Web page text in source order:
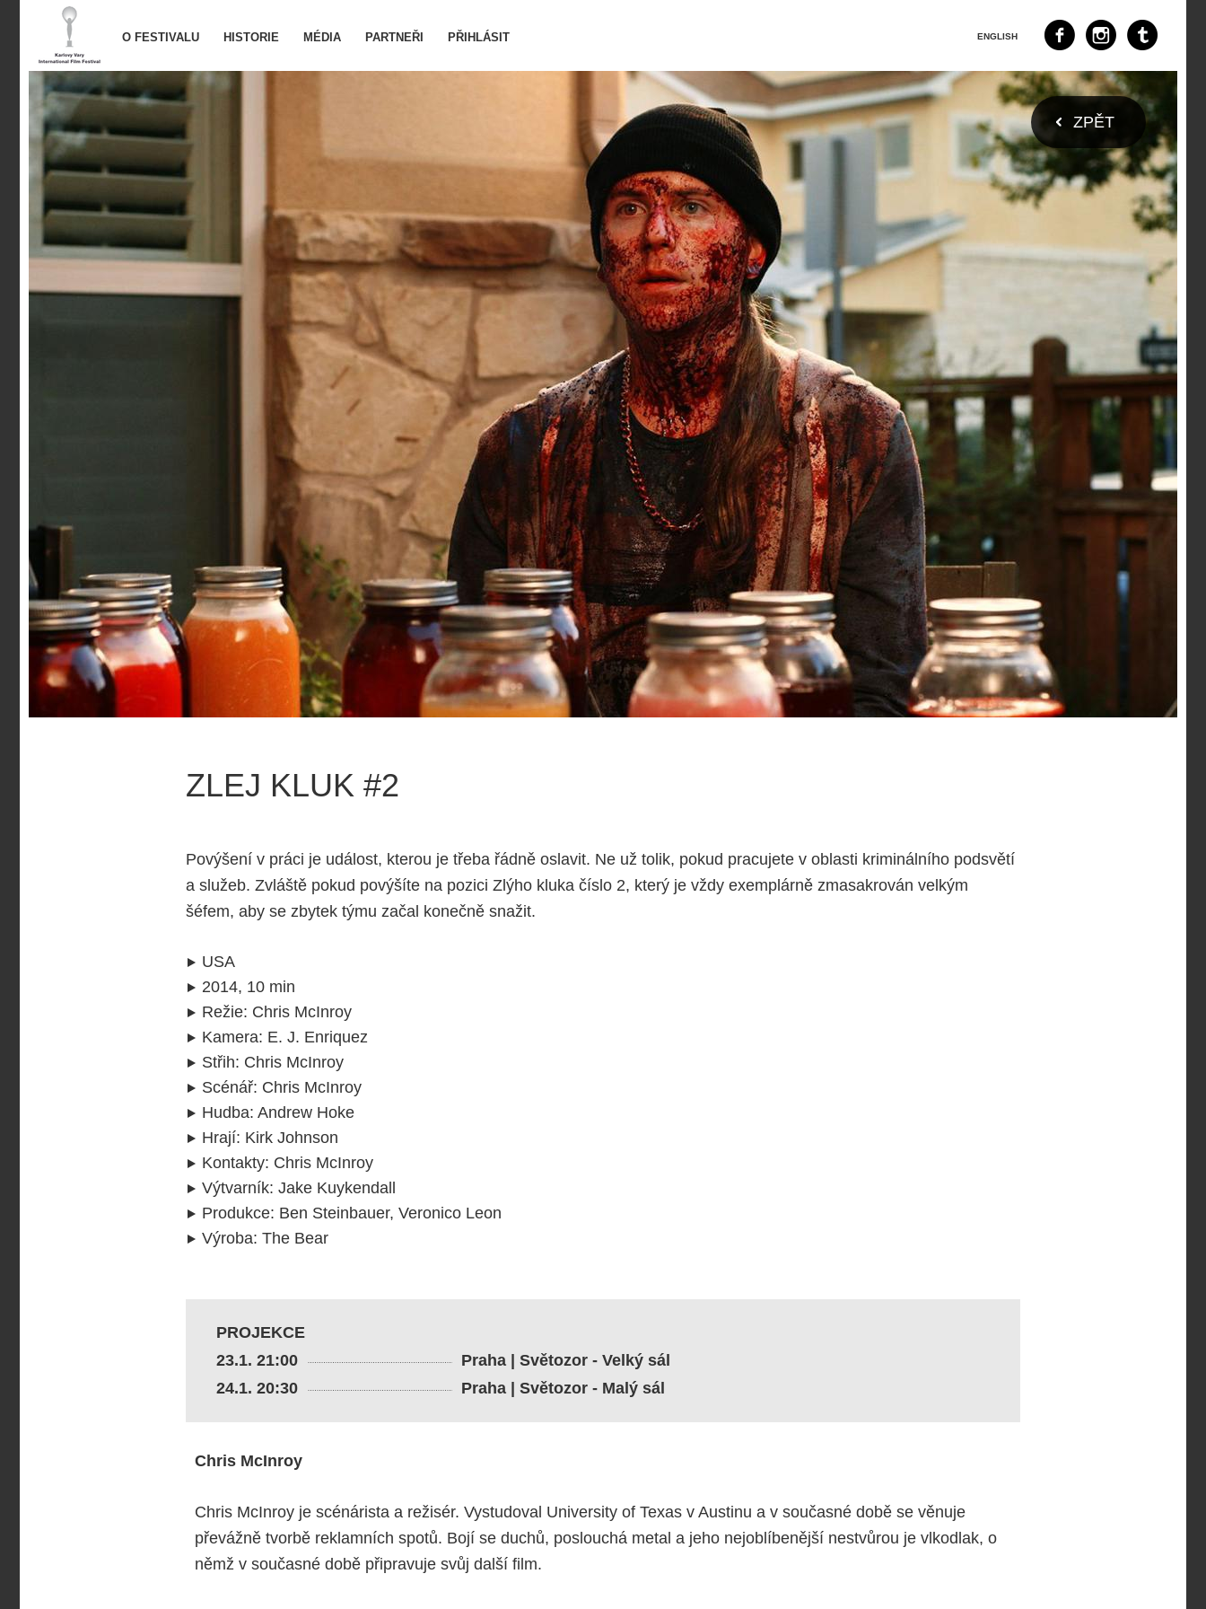
O FESTIVALU HISTORIE MÉDIA PARTNEŘI PŘIHLÁSIT ENGLISH
ZPĚT
ZLEJ KLUK #2
Povýšení v práci je událost, kterou je třeba řádně oslavit. Ne už tolik, pokud pracujete v oblasti kriminálního podsvětí
a služeb. Zvláště pokud povýšíte na pozici Zlýho kluka číslo 2, který je vždy exemplárně zmasakrován velkým
šéfem, aby se zbytek týmu začal konečně snažit.
USA
2014, 10 min
Režie: Chris McInroy
Kamera: E. J. Enriquez
Střih: Chris McInroy
Scénář: Chris McInroy
Hudba: Andrew Hoke
Hrají: Kirk Johnson
Kontakty: Chris McInroy
Výtvarník: Jake Kuykendall
Produkce: Ben Steinbauer, Veronico Leon
Výroba: The Bear
PROJEKCE
23.1. 21:00
Praha | Světozor - Velký sál
24.1. 20:30
Praha | Světozor - Malý sál
Chris McInroy
Chris McInroy je scénárista a režisér. Vystudoval University of Texas v Austinu a v současné době se věnuje
převážně tvorbě reklamních spotů. Bojí se duchů, poslouchá metal a jeho nejoblíbenější nestvůrou je vlkodlak, o
němž v současné době připravuje svůj další film.